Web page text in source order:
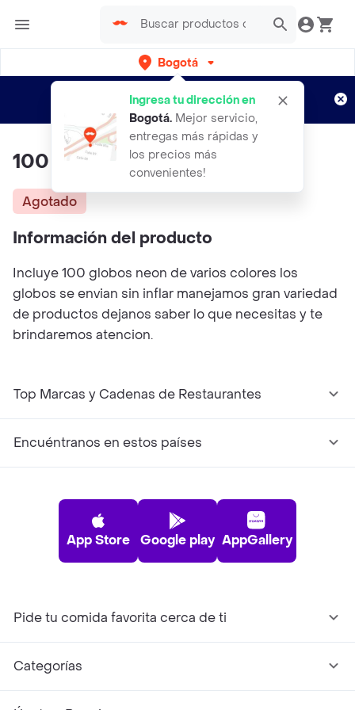
Bogotá
Ingresa tu dirección en
Bogotá. Mejor servicio,
entregas más rápidas y
los precios más
convenientes!
envíos gratis por semanas
Aplican TyC
100 Globos Neon R12
Agotado
Información del producto
Incluye 100 globos neon de varios colores los
globos se envian sin inflar manejamos gran variedad
de productos dejanos saber lo que necesitas y te
brindaremos atencion.
Top Marcas y Cadenas de Restaurantes
Encuéntranos en estos países
App Store Google play AppGallery
Pide tu comida favorita cerca de ti
Categorías